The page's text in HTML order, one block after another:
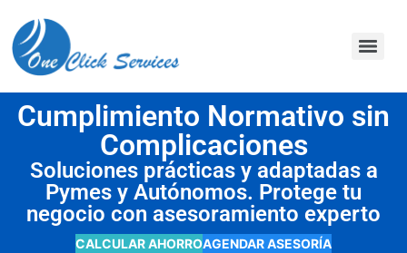
Cumplimiento Normativo sin
Complicaciones
Soluciones prácticas y adaptadas a
Pymes y Autónomos. Protege tu
negocio con asesoramiento experto
CALCULAR AHORROAGENDAR ASESORÍA